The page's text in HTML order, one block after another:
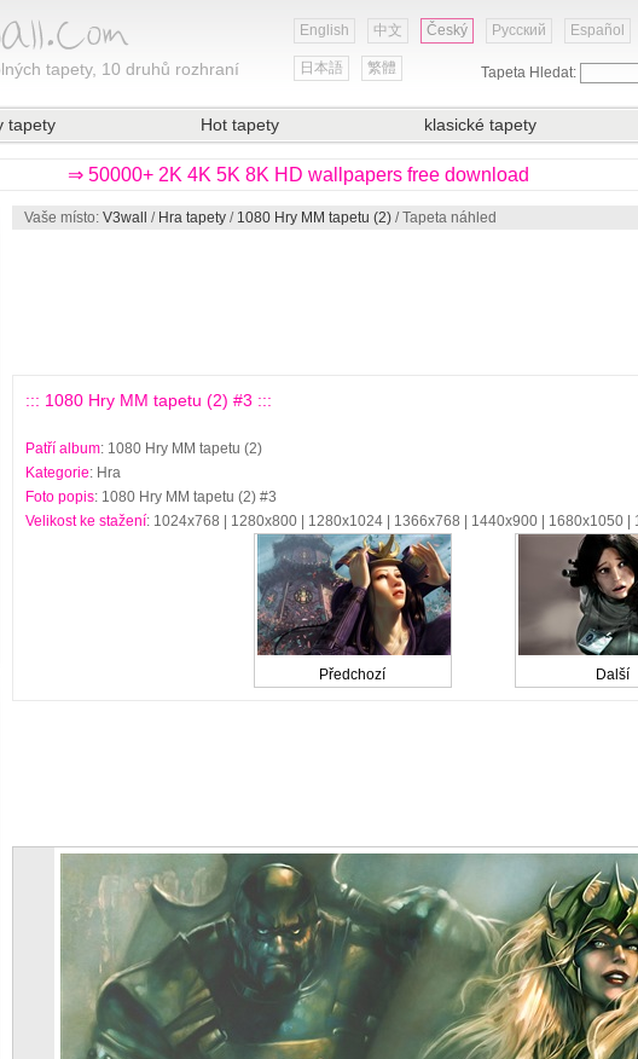
tapety, 10 druhů rozhraní
English 中文 Český Русский Español
日本語 繁體 Tapeta Hledat:
tapety Hot tapety klasické tapety
⇒ 50000+ 2K 4K 5K 8K HD wallpapers free download
Vaše místo: V3wall / Hra tapety / 1080 Hry MM tapetu (2) / Tapeta náhled
::: 1080 Hry MM tapetu (2) #3 :::
Patří album: 1080 Hry MM tapetu (2)
Kategorie: Hra
Foto popis: 1080 Hry MM tapetu (2) #3
Velikost ke stažení: 1024x768 | 1280x800 | 1280x1024 | 1366x768 | 1440x900 | 1680x1050 |
Předchozí Další